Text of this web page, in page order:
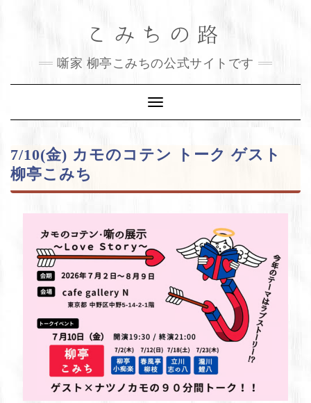
こみちの路
噺家 柳亭こみちの公式サイトです
Toggle
Navigation
7/10(金) カモのコテン トーク ゲスト
柳亭こみち